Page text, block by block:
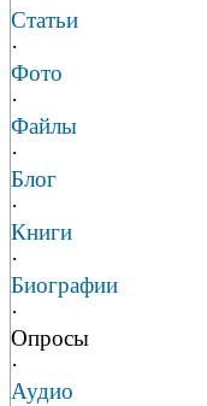
Статьи
·
Фото
·
Файлы
·
Блог
·
Книги
·
Биографии
·
Опросы
·
Аудио